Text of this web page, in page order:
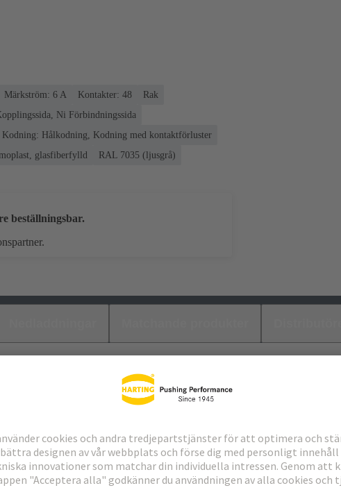
Märkström: ‌6 A Kontakter: 48
Rak
Ni Förbindningssida
Kodning: Hålkodning, Kodning med kontaktförluster
glasfiberfylld RAL 7035 (ljusgrå)
beställningsbar.